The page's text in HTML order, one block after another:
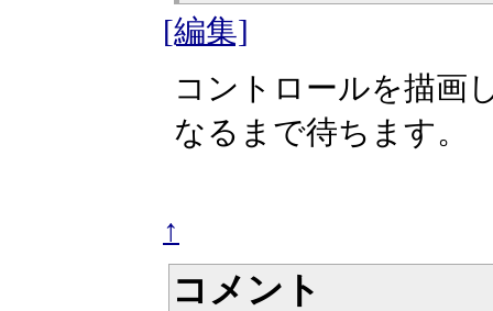
[編集]
コントロールを描画
なるまで待ちます。
↑
コメント